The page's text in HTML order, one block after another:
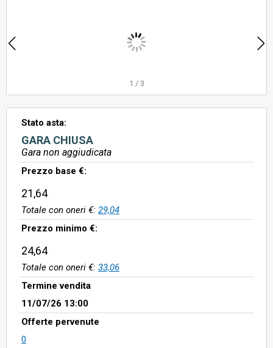
1 / 3
Stato asta:
GARA CHIUSA
Gara non aggiudicata
Prezzo base €:
21,64
Totale con oneri €: 29,04
Prezzo minimo €:
24,64
Totale con oneri €: 33,06
Termine vendita
11/07/26 13:00
Offerte pervenute
0